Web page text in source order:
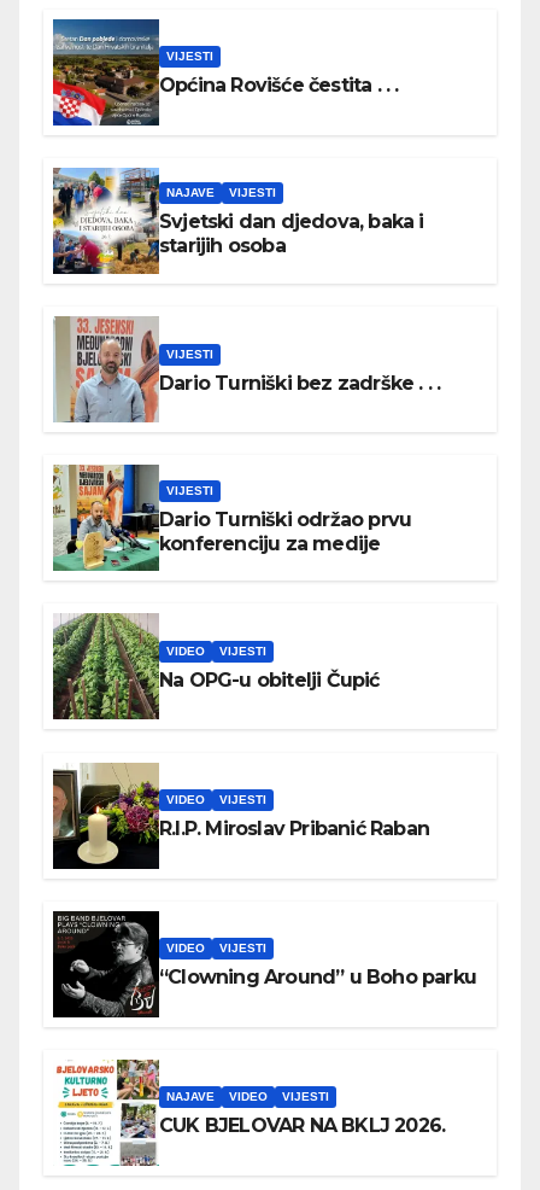
VIJESTI
Općina Rovišće čestita . . .
NAJAVE VIJESTI
Svjetski dan djedova, baka i
starijih osoba
VIJESTI
Dario Turniški bez zadrške . . .
VIJESTI
Dario Turniški održao prvu
konferenciju za medije
VIDEO VIJESTI
Na OPG-u obitelji Čupić
VIDEO VIJESTI
R.I.P. Miroslav Pribanić Raban
VIDEO VIJESTI
“Clowning Around” u Boho parku
NAJAVE VIDEO VIJESTI
CUK BJELOVAR NA BKLJ 2026.